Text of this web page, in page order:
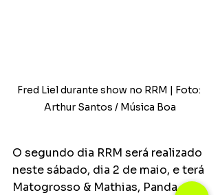
Fred Liel durante show no RRM | Foto:
Arthur Santos / Música Boa
O segundo dia RRM será realizado
neste sábado, dia 2 de maio, e terá
Matogrosso & Mathias, Panda,